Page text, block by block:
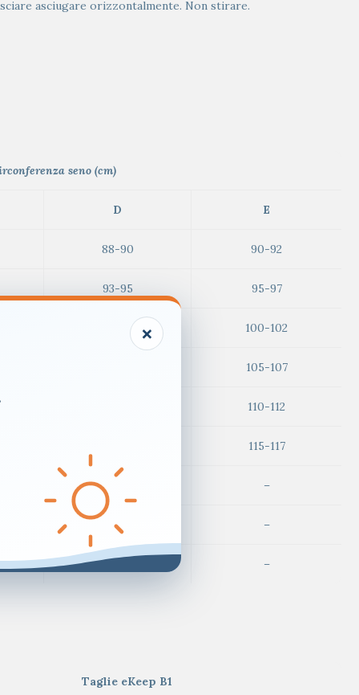
asciugare orizzontalmente. Non stirare.
seno (cm)
D E
88-90 90-92
93-95 95-97
98-100 100-102
105-107
110-112
115-117
118-120 –
– –
–
Taglie eKeep B1
×